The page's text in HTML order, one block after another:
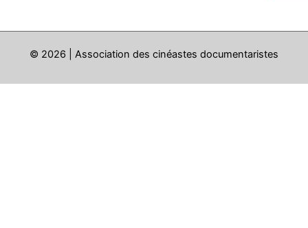
© 2026 | Association des cinéastes documentaristes